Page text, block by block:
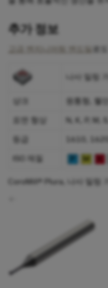
추가 정보
로
나사 밀링
샹크
원통형, 웰던
표면 형상
N, K, P, M,
등급
1610,
ISO 재질
CoroMill® Plura, 나사 밀링